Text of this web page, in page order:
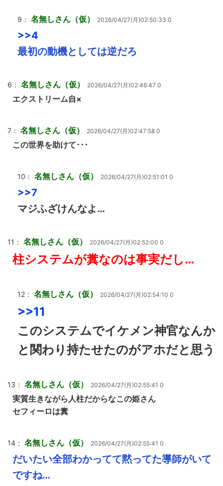
9： 名無しさん（仮） 2026/04/27(月)02:50:33 0
>>4
最初の動機としては逆だろ
6： 名無しさん（仮） 2026/04/27(月)02:46:47 0
エクストリーム自×
7： 名無しさん（仮） 2026/04/27(月)02:47:58 0
この世界を助けて･･･
10： 名無しさん（仮） 2026/04/27(月)02:51:01 0
>>7
マジふざけんなよ…
11： 名無しさん（仮） 2026/04/27(月)02:52:00 0
柱システムが糞なのは事実だし…
12： 名無しさん（仮） 2026/04/27(月)02:54:10 0
>>11
このシステムでイケメン神官なんか
と関わり持たせたのがアホだと思う
13： 名無しさん（仮） 2026/04/27(月)02:55:41 0
実質生きながら人柱だからなこの姫さん
セフィーロは糞
14： 名無しさん（仮） 2026/04/27(月)02:55:41 0
だいたい全部わかってて黙ってた導師がいて
ですね…